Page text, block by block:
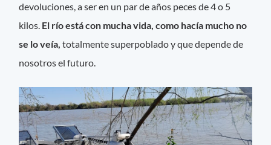
devoluciones, a ser en un par de años peces de 4 o 5
kilos. El río está con mucha vida, como hacía mucho no
se lo veía,totalmente superpoblado y que depende de
nosotros el futuro.